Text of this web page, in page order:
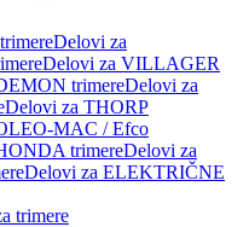
Delovi za
Delovi za VILLAGER
trimereDelovi za
Delovi za THORP
MAC / Efco
trimereDelovi za
Delovi za ELEKTRIČNE
trimere